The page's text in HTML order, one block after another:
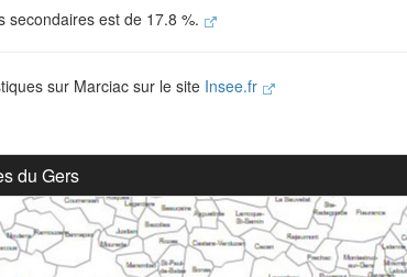
est de 17.8 %.
sur Marciac sur le site Insee.fr
du Gers